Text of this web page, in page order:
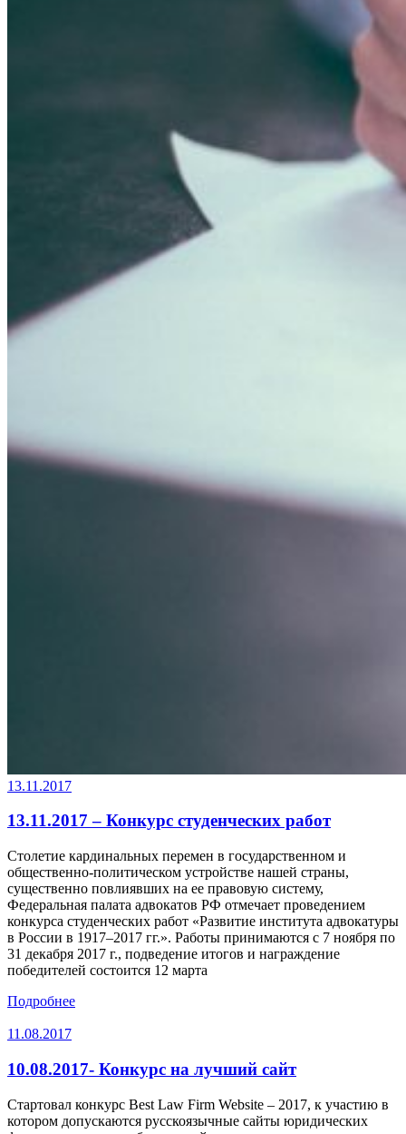
13.11.2017
13.11.2017 – Конкурс студенческих работ
Столетие кардинальных перемен в государственном и
общественно-политическом устройстве нашей страны,
существенно повлиявших на ее правовую систему,
Федеральная палата адвокатов РФ отмечает проведением
конкурса студенческих работ «Развитие института адвокатуры
в России в 1917–2017 гг.». Работы принимаются с 7 ноября по
31 декабря 2017 г., подведение итогов и награждение
победителей состоится 12 марта
Подробнее
11.08.2017
10.08.2017- Конкурс на лучший сайт
Стартовал конкурс Best Law Firm Website – 2017, к участию в
котором допускаются русскоязычные сайты юридических